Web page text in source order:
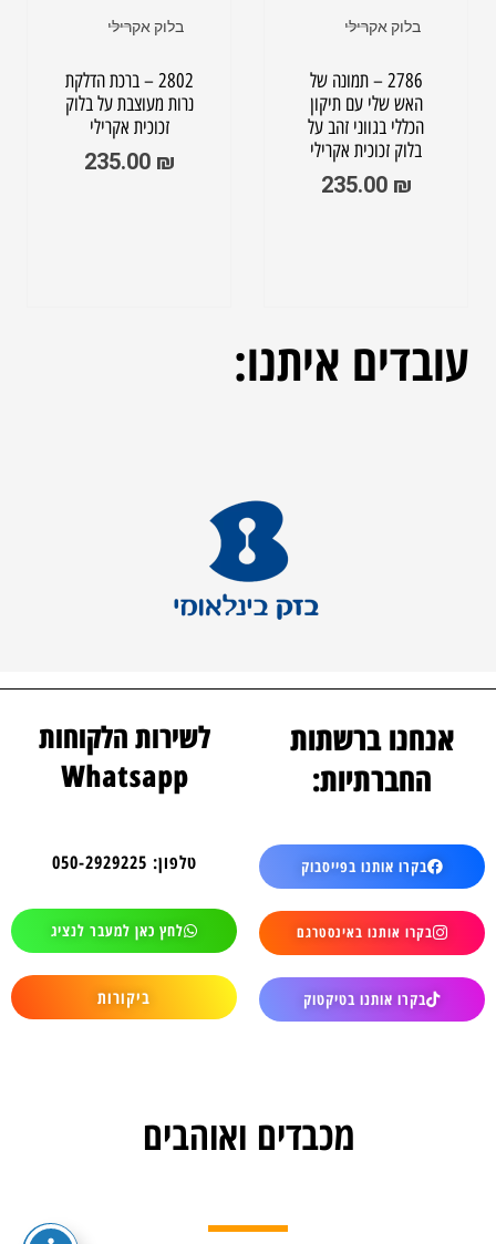
בלוק אקרילי
2802 – ברכת הדלקת
נרות מעוצבת על בלוק
זכוכית אקרילי
235.00 ₪
בלוק אקרילי
2786 – תמונה של
האש שלי עם תיקון
הכללי בגווני זהב על
בלוק זכוכית אקרילי
235.00 ₪
עובדים איתנו:
אנחנו ברשתות
החברתיות:
בקרו אותנו בפייסבוק
בקרו אותנו באינסטרגם
בקרו אותנו בטיקטוק
לשירות הלקוחות
Whatsapp
טלפון: 050-2929225
לחץ כאן למעבר לנציג
ביקורות
מכבדים ואוהבים